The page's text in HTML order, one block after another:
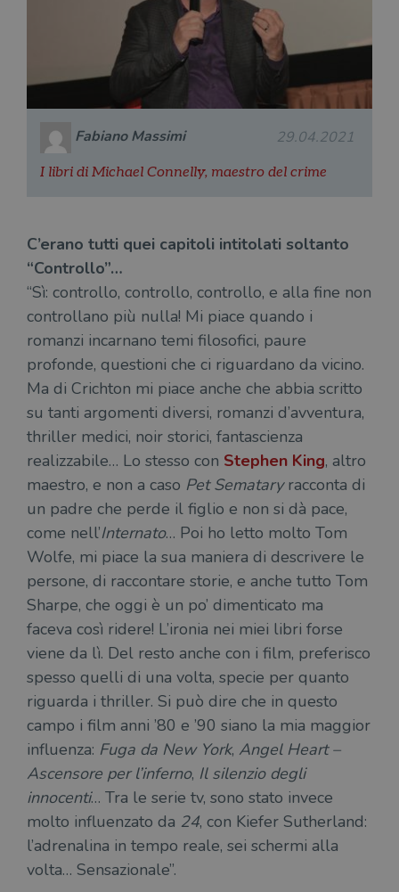
Fabiano Massimi 29.04.2021
I libri di Michael Connelly, maestro del crime
C’erano tutti quei capitoli intitolati soltanto
“Controllo”…
“Sì: controllo, controllo, controllo, e alla fine non
controllano più nulla! Mi piace quando i
romanzi incarnano temi filosofici, paure
profonde, questioni che ci riguardano da vicino.
Ma di Crichton mi piace anche che abbia scritto
su tanti argomenti diversi, romanzi d’avventura,
thriller medici, noir storici, fantascienza
realizzabile… Lo stesso con Stephen King, altro
maestro, e non a caso Pet Semataryracconta di
un padre che perde il figlio e non si dà pace,
come nell’Internato… Poi ho letto molto Tom
Wolfe, mi piace la sua maniera di descrivere le
persone, di raccontare storie, e anche tutto Tom
Sharpe, che oggi è un po’ dimenticato ma
faceva così ridere! L’ironia nei miei libri forse
viene da lì. Del resto anche con i film, preferisco
spesso quelli di una volta, specie per quanto
riguarda i thriller. Si può dire che in questo
campo i film anni ’80 e ’90 siano la mia maggior
influenza: Fuga da New York, Angel Heart –
Ascensore per l’inferno, Il silenzio degli
innocenti… Tra le serie tv, sono stato invece
molto influenzato da 24, con Kiefer Sutherland:
l’adrenalina in tempo reale, sei schermi alla
volta… Sensazionale”.